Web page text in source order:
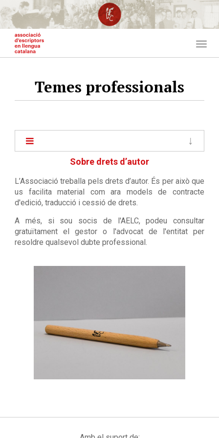
Vés
al
contingut
Temes professionals
lateral
nivells
Sobre drets d’autor
L’Associació treballa pels drets d’autor. És per això que
us facilita material com ara models de contracte
d'edició, traducció i cessió de drets.
A més, si sou socis de l'AELC, podeu consultar
gratuïtament el gestor o l'advocat de l'entitat per
resoldre qualsevol dubte professional.